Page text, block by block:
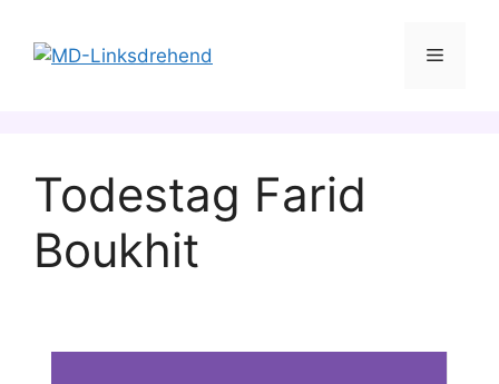
Inhalt
springen
Menü
Todestag Farid
Boukhit